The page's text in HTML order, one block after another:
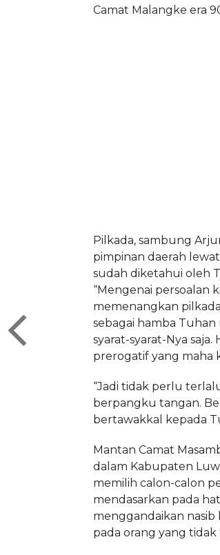
Camat Malangke era
Pilkada, sambung
pimpinan daerah
sudah diketahui oleh
“Mengenai persoalan
memenangkan
sebagai hamba
syarat-syarat-Nya
prerogatif yang maha
“Jadi tidak perlu
berpangku tangan.
bertawakkal kepada
Mantan Camat
dalam Kabupaten
memilih calon-calon
mendasarkan pada
menggandaikan
pada orang yang tidak